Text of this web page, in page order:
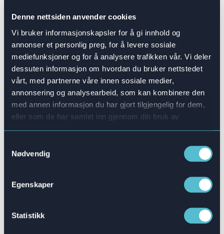
Denne nettsiden anvender cookies
Vi bruker informasjonskapsler for å gi innhold og
annonser et personlig preg, for å levere sosiale
mediefunksjoner og for å analysere trafikken vår. Vi deler
dessuten informasjon om hvordan du bruker nettstedet
vårt, med partnerne våre innen sosiale medier,
annonsering og analysearbeid, som kan kombinere den
med annen informasjon du har gjort tilgjengelig for dem,
eller som de har samlet inn gjennom din bruk av
tjenestene deres.
Nødvendig
Egenskaper
Statistikk
Gi systemtrening og læring en praktisk
sammenheng. Spesifikk brukertrening
som supplerer deres rolle vil skape en
mye mer personlig læringsopplevelse.
Interaktivt
Å lære seg et nytt system kan være
opplæringsplattformer lar teamene dine
anvende ny kunnskap på en praktisk